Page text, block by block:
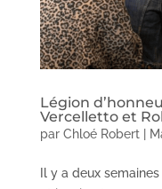
Légion
Vercelletto et
par Chloé Robert|
Il y a deux